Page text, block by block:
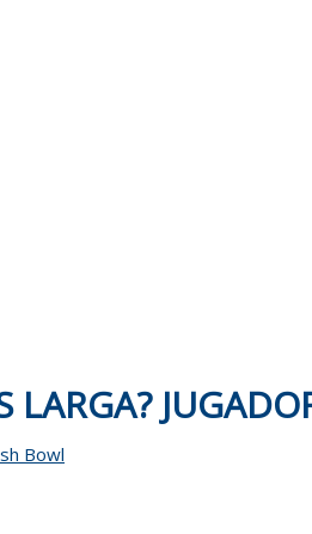
LARGA?
Bowl